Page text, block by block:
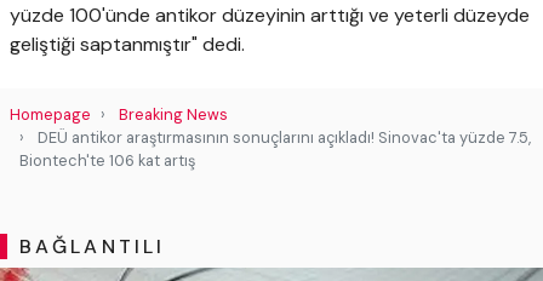
yüzde 100'ünde antikor düzeyinin arttığı ve yeterli düzeyde
geliştiği saptanmıştır" dedi.
Homepage
Breaking News
DEÜ antikor araştırmasının sonuçlarını açıkladı! Sinovac'ta yüzde 7.5,
Biontech'te 106 kat artış
BAĞLANTILI